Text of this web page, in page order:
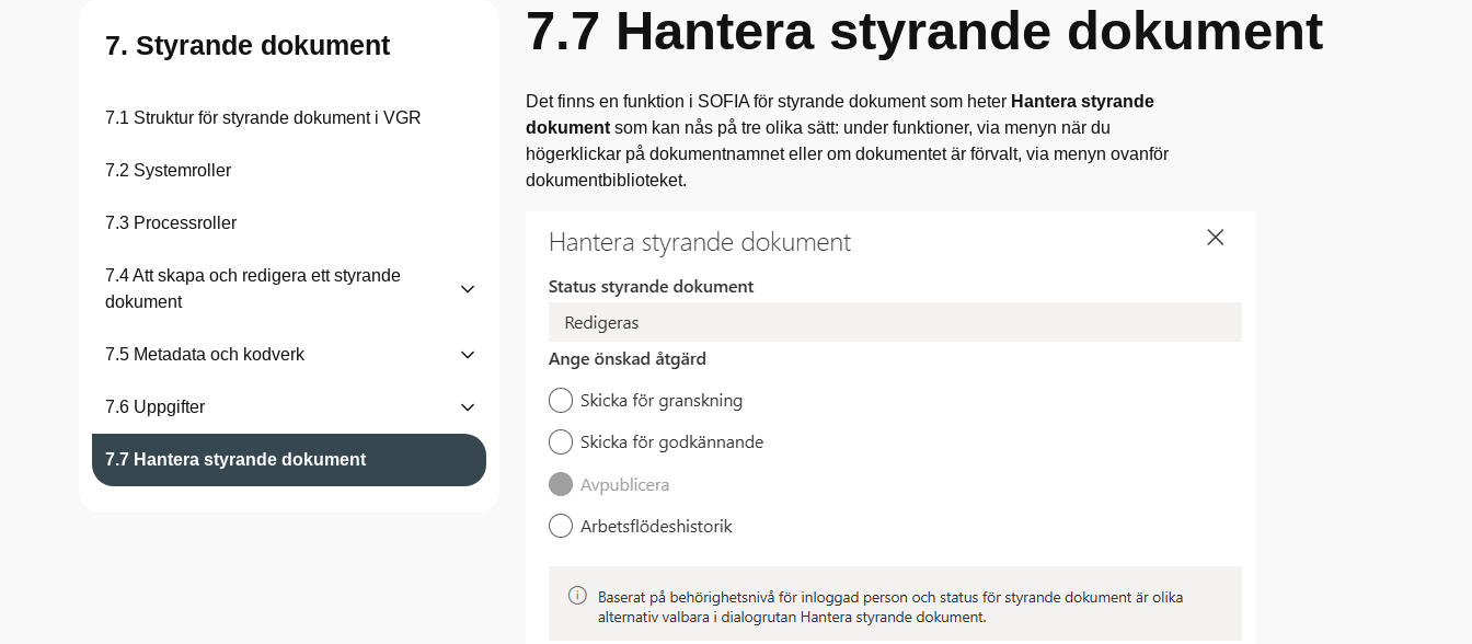
7. Styrande dokument
7.1 Struktur för styrande dokument i VGR
7.2 Systemroller
7.3 Processroller
7.4 Att skapa och redigera ett styrande
dokument
7.5 Metadata och kodverk
7.6 Uppgifter
7.7 Hantera styrande dokument
7.7 Hantera styrande dokument
Det finns en funktion i SOFIA för styrande dokument som heter Hantera styrande
dokument som kan nås på tre olika sätt: under funktioner, via menyn när du
högerklickar på dokumentnamnet eller om dokumentet är förvalt, via menyn ovanför
dokumentbiblioteket.